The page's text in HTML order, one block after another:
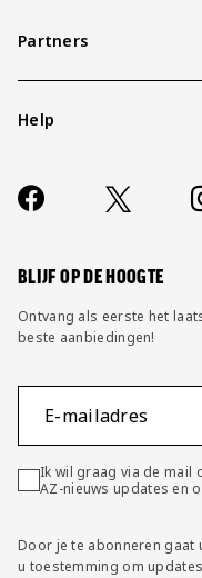
Partners
Help
Contact
FAQ
Socials
https:// X
BLIJF OP DE HOOGTE
Ontvang als eerste het
beste aanbiedingen!
E-mailadres
Ik wil graag via de mail
AZ-nieuws updates en
Door je te abonneren
u toestemming om